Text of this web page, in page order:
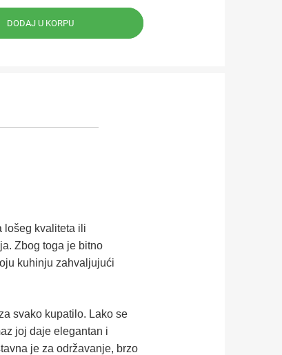
lošeg kvaliteta ili
Zbog toga je bitno
kuhinju zahvaljujući
svako kupatilo. Lako se
joj daje elegantan i
je za održavanje, brzo